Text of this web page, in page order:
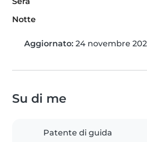
Notte
Aggiornato: 24 novembre
Su di me
Patente di guida